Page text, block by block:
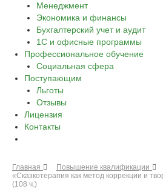
Менеджмент
Экономика и финансы
Бухгалтерский учет и аудит
1С и офисные программы
Профессиональное обучение
Социальная сфера
Поступающим
Льготы
Отзывы
Лицензия
Контакты
Главная
Повышение квалификации
«Сказкотерапия как метод коррекции и
(108 ч.)